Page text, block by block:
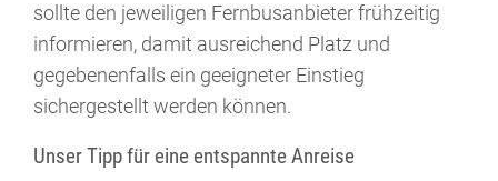
sollte den jeweiligen Fernbusanbieter frühzeitig
informieren, damit ausreichend Platz und
gegebenenfalls ein geeigneter Einstieg
sichergestellt werden können.
Unser Tipp für eine entspannte Anreise